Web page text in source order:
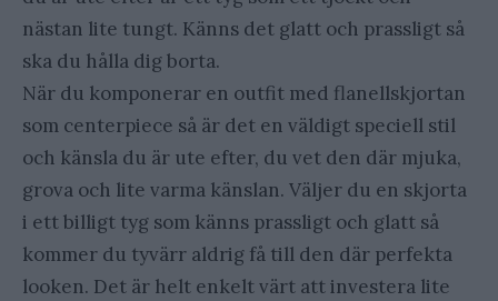
nästan lite tungt. Känns det glatt och prassligt så
ska du hålla dig borta.
När du komponerar en outfit med flanellskjortan
som centerpiece så är det en väldigt speciell stil
och känsla du är ute efter, du vet den där mjuka,
grova och lite varma känslan. Väljer du en skjorta
i ett billigt tyg som känns prassligt och glatt så
kommer du tyvärr aldrig få till den där perfekta
looken. Det är helt enkelt värt att investera lite